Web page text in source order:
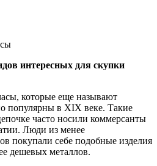
интересных для скупки
которые еще называют
популярны в XIX веке. Такие
часто носили коммерсанты
Люди из менее
покупали себе подобные изделия
дешевых металлов.